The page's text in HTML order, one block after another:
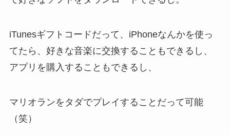
iTunesギフトコードだって、iPhoneなんかを使っ
てたら、好きな音楽に交換することもできるし、
アプリを購入することもできるし、
マリオランをタダでプレイすることだって可能
（笑）